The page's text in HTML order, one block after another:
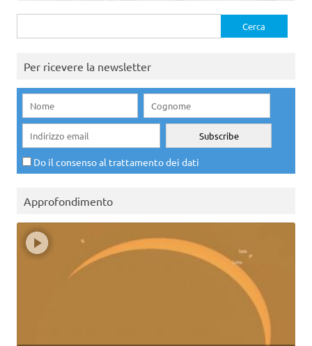
per:
Per ricevere la newsletter
Do il consenso al trattamento dei dati
Approfondimento